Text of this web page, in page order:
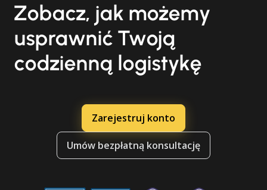
Zobacz, jak możemy
usprawnić Twoją
codzienną logistykę
Zarejestruj konto
Umów bezpłatną konsultację